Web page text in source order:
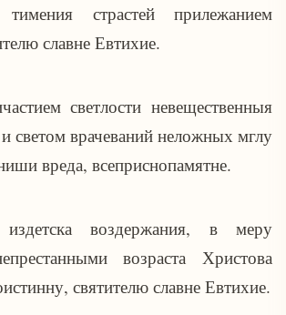
страстей прилежанием
славне Евтихие.
светлости невещественныя
и светом врачеваний неложных мглу
вреда, всеприснопамятне.
воздержания, в меру
возраста Христова
святителю славне Евтихие.